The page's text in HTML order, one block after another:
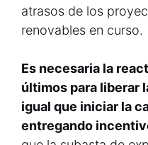
atrasos de los
renovables en curso.
Es necesaria la
últimos para liberar
igual que iniciar la
entregando